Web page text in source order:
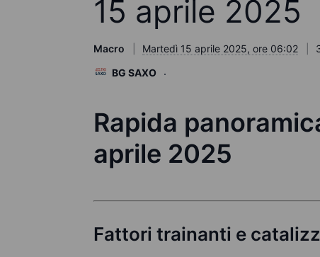
15 aprile 2025
Macro Martedì 15 aprile 2025, ore 06:02
BG SAXO
Rapida
aprile 2025
Fattori trainanti e